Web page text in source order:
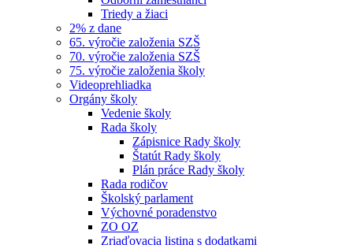
Triedy a žiaci
2% z dane
65. výročie založenia SZŠ
70. výročie založenia SZŠ
75. výročie založenia školy
Videoprehliadka
Orgány školy
Vedenie školy
Rada školy
Zápisnice Rady školy
Štatút Rady školy
Plán práce Rady školy
Rada rodičov
Školský parlament
Výchovné poradenstvo
ZO OZ
Zriaďovacia listina s dodatkami